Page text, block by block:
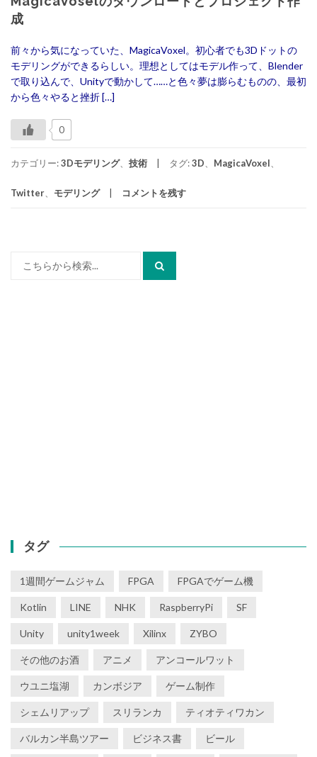
成
前々から気になっていた、MagicaVoxel。初心者でも3Dドットの
モデリングができるらしい。理想としてはモデル作って、Blender
で取り込んで、Unityで動かして……と色々夢は膨らむものの、最初
から色々やると挫折 […]
0
カテゴリー:3Dモデリング、 技術 タグ:3D MagicaVoxel
Twitter モデリング コメントを残す
タグ
1週間ゲームジャム FPGA FPGAでゲーム機
Kotlin LINE NHK RaspberryPi SF
Unity unity1week Xilinx ZYBO
その他のお酒 アニメ アンコールワット
ウユニ塩湖 カンボジア ゲーム制作
シェムリアップ スリランカ ティオティワカン
バルカン半島ツアー ビジネス書 ビール